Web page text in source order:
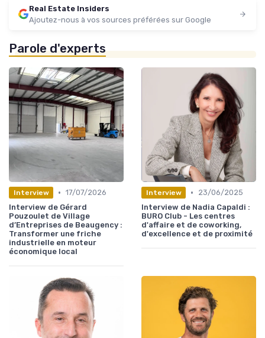
Real Estate Insiders
Ajoutez-nous à vos sources préférées sur Google
Parole d'experts
Interview • 17/07/2026
Interview de Gérard
Pouzoulet de Village
d’Entreprises de Beaugency :
Transformer une friche
industrielle en moteur
économique local
Interview •
23/06/2025
Interview de Nadia Capaldi :
BURO Club - Les centres
d'affaire et de coworking,
d'excellence et de proximité